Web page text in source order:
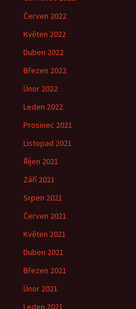
Červen 2022
Květen 2022
Duben 2022
Březen 2022
Únor 2022
Leden 2022
Prosinec 2021
Listopad 2021
Říjen 2021
Září 2021
Srpen 2021
Červen 2021
Květen 2021
Duben 2021
Březen 2021
Únor 2021
Leden 2021